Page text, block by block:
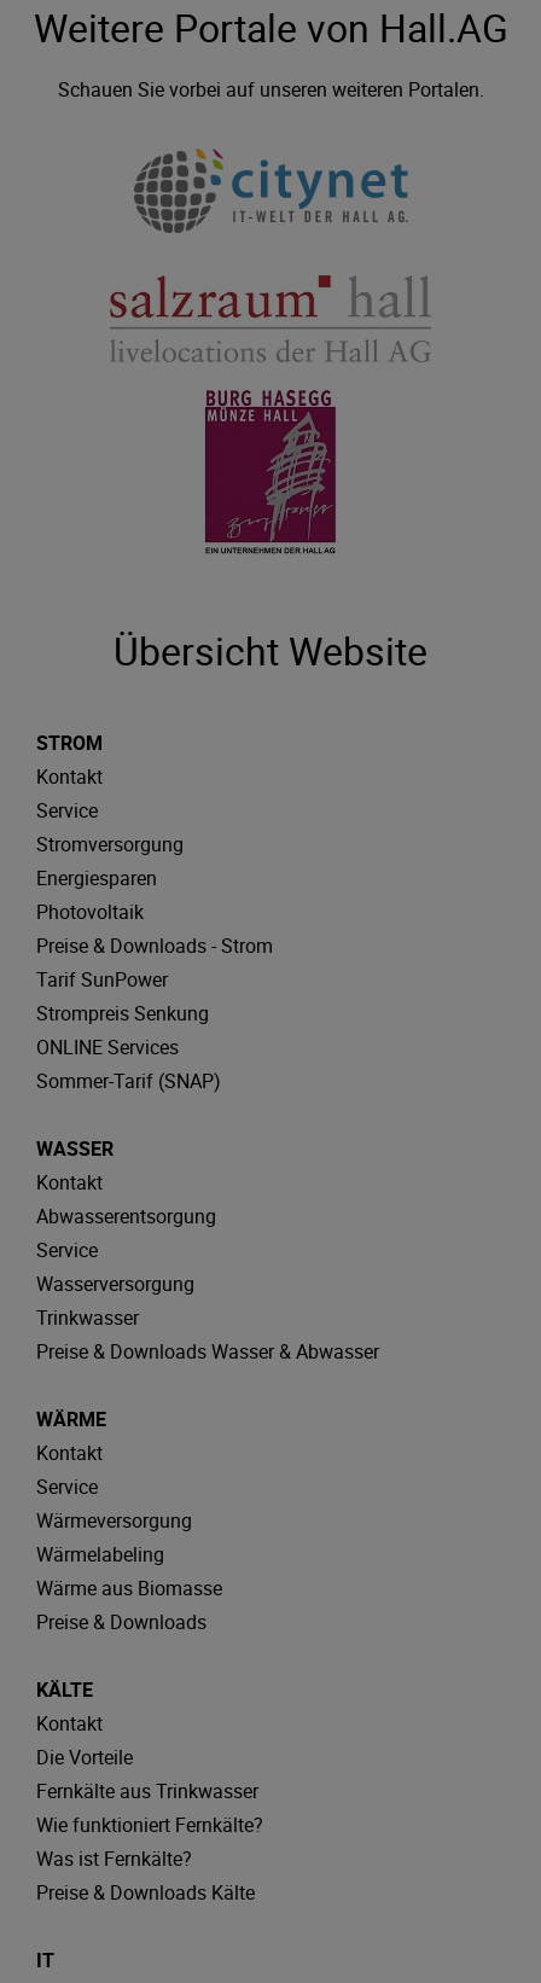
Weitere Portale von Hall.AG
Schauen Sie vorbei auf unseren weiteren Portalen.
Übersicht Website
STROM
Kontakt
Service
Stromversorgung
Energiesparen
Photovoltaik
Preise & Downloads - Strom
Tarif SunPower
Strompreis Senkung
ONLINE Services
Sommer-Tarif (SNAP)
WASSER
Kontakt
Abwasserentsorgung
Service
Wasserversorgung
Trinkwasser
Preise & Downloads Wasser & Abwasser
WÄRME
Kontakt
Service
Wärmeversorgung
Wärmelabeling
Wärme aus Biomasse
Preise & Downloads
KÄLTE
Kontakt
Die Vorteile
Fernkälte aus Trinkwasser
Wie funktioniert Fernkälte?
Was ist Fernkälte?
Preise & Downloads Kälte
IT